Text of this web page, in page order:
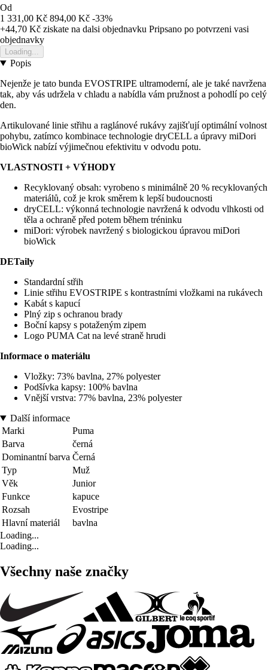
Od
1 331,00 Kč 894,00 Kč -33%
+44,70 Kč ziskate na dalsi objednavku Pripsano po potvrzeni vasi
objednavky
Loading...
Popis
Nejenže je tato bunda EVOSTRIPE ultramoderní, ale je také navržena
tak, aby vás udržela v chladu a nabídla vám pružnost a pohodlí po celý
den.
Artikulované linie střihu a raglánové rukávy zajišťují optimální volnost
pohybu, zatímco kombinace technologie dryCELL a úpravy miDori
bioWick nabízí výjimečnou efektivitu v odvodu potu.
VLASTNOSTI + VÝHODY
Recyklovaný obsah: vyrobeno s minimálně 20 % recyklovaných
materiálů, což je krok směrem k lepší budoucnosti
dryCELL: výkonná technologie navržená k odvodu vlhkosti od
těla a ochraně před potem během tréninku
miDori: výrobek navržený s biologickou úpravou miDori
bioWick
DETaily
Standardní střih
Linie střihu EVOSTRIPE s kontrastními vložkami na rukávech
Kabát s kapucí
Plný zip s ochranou brady
Boční kapsy s potaženým zipem
Logo PUMA Cat na levé straně hrudi
Informace o materiálu
Vložky: 73% bavlna, 27% polyester
Podšívka kapsy: 100% bavlna
Vnější vrstva: 77% bavlna, 23% polyester
Další informace
Marki
Puma
Barva
černá
Dominantní barva Černá
Typ
Muž
Věk
Junior
Funkce
kapuce
Rozsah
Evostripe
Hlavní materiál
bavlna
Loading...
Loading...
Všechny naše značky